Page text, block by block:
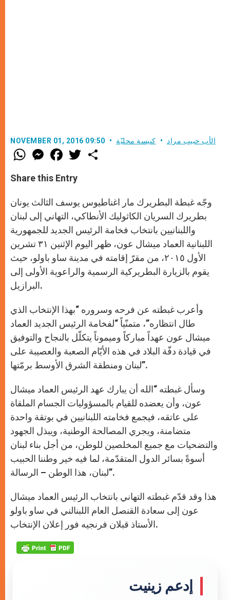
NOVEMBER 01, 2016 09:50 الأب حبيب مراد كنيسة محليّة
W
h
t
s
p
M
e
s
e
g
e
r
F
a
e
b
k
w
Share this Entry
وجّه غبطة البطريرك مار اغناطيوس يوسف الثالث يونان
بطريرك السريان الكاثوليك الأنطاكي، التهاني إلى لبنان
واللبنانيين بانتخاب فخامة الرئيس الجديد للجمهورية
اللبنانية العماد ميشال عون، ظهر اليوم الإثنين ٣١ تشرين
الأول ٢٠١٥، من مقرّ إقامته في مدينة ساو باولو، حيث
يقوم بالزيارة البطريركية الرسمية والراعوية الأولى إلى
البرازيل.
وأعرب غبطته عن فرحه وسروره “بهذا الإنتخاب الذي
طال انتظاره”، متمنّياً “لفخامة الرئيس الجديد العماد
ميشال عون عهداً مباركاً وميموناً يتكلّل بالنجاح والتوفيق
في قيادة دفّة البلاد في هذه الأيّام الصعبة والعصيبة على
لبنان ومنطقة الشرق الأوسط برمّتها”.
وسأل غبطته “الله أن يبارك عهد الرئيس العماد ميشال
عون، وأن يعضده للقيام بالمسؤوليات الجسام الملقاة
على عاتقه، فيجمع فخامته اللبنانيين في بوتقة واحدة
متضامنة، ويجري المصالحة الوطنية، ويبذل الجهود
والتضحيات مع جميع المخلصين للوطن، من أجل بناء لبنان
أسوةً بسائر الدول المتقدّمة، لما فيه خير وطننا الحبيب
لبنان، هذا الوطن – الرسالة”.
هذا وقد قدّم غبطته التهاني بانتخاب الرئيس العماد ميشال
عون إلى سعادة القنصل العام اللبنالني في ساو باولو
الأستاذ قبلان فرنجيه فور إعلان الإنتخاب.
إدعم زينيت